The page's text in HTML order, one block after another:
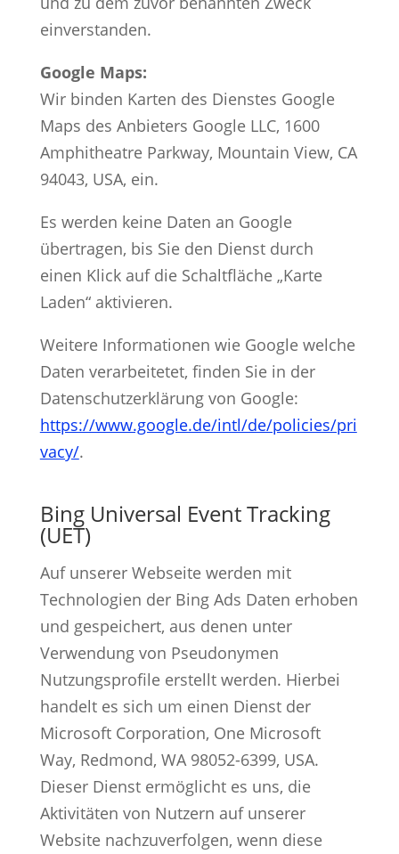
einverstanden.
Google Maps:
Wir binden Karten des Dienstes Google
Maps des Anbieters Google LLC, 1600
Amphitheatre Parkway, Mountain View, CA
94043, USA, ein.
Es werden keine Daten an Google
übertragen, bis Sie den Dienst durch
einen Klick auf die Schaltfläche „Karte
Laden“ aktivieren.
Weitere Informationen wie Google welche
Daten verarbeitetet, finden Sie in der
Datenschutzerklärung von Google:
https://www.google.de/intl/de/policies/pri
vacy/.
Bing Universal Event Tracking
(UET)
Auf unserer Webseite werden mit
Technologien der Bing Ads Daten erhoben
und gespeichert, aus denen unter
Verwendung von Pseudonymen
Nutzungsprofile erstellt werden. Hierbei
handelt es sich um einen Dienst der
Microsoft Corporation, One Microsoft
Way, Redmond, WA 98052-6399, USA.
Dieser Dienst ermöglicht es uns, die
Aktivitäten von Nutzern auf unserer
Website nachzuverfolgen, wenn diese